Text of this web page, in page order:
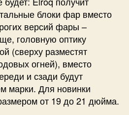
блоки фар вместо
версий фары –
головную оптику
(сверху разместят
огней), вместо
и сзади будут
марки. Для новинки
от 19 до 21 дюйма.